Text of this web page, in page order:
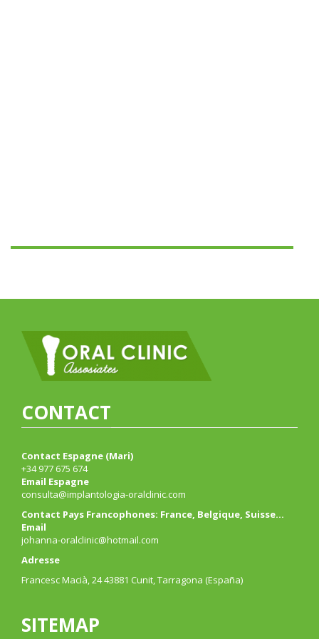
CONTACT
Contact Espagne (Mari)
+34 977 675 674
Email Espagne
consulta@implantologia-oralclinic.com
Contact Pays Francophones: France, Belgique, Suisse…
Email
johanna-oralclinic@hotmail.com
Adresse
Francesc Macià, 24 43881 Cunit, Tarragona (España)
SITEMAP